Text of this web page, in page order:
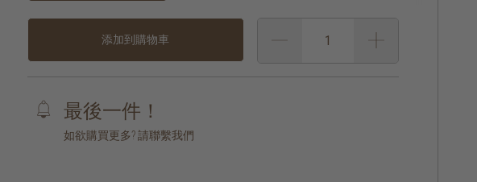
添加到購物車
最後一件！
如欲購買更多? 請聯繫我們